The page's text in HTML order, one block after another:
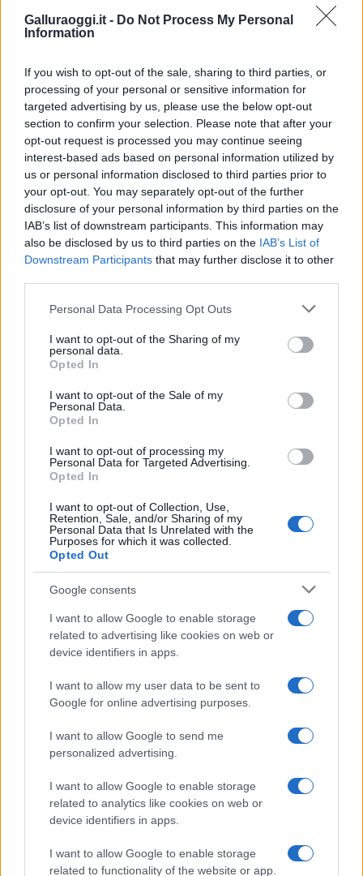
Galluraoggi.it - Do Not Process My Personal
Information
If you wish to opt-out of the sale, sharing to third parties, or
processing of your personal or sensitive information for
targeted advertising by us, please use the below opt-out
section to confirm your selection. Please note that after your
opt-out request is processed you may continue seeing
interest-based ads based on personal information utilized by
us or personal information disclosed to third parties prior to
your opt-out. You may separately opt-out of the further
disclosure of your personal information by third parties on the
IAB’s list of downstream participants. This information may
also be disclosed by us to third parties on the IAB’s List of
Downstream Participants that may further disclose it to other
Please note that this website/app uses one or more Google
not limited to your visit or usage behaviour. You may click to
grant or deny consent to Google and its third-party tags to
use your data for below specified purposes in below Google
consent section.
Personal Data Processing Opt Outs
I want to opt-out of the Sharing of my
personal data.
Opted In
I want to opt-out of the Sale of my
Personal Data.
Opted In
I want to opt-out of processing my
Personal Data for Targeted Advertising.
Opted In
I want to opt-out of Collection, Use,
Retention, Sale, and/or Sharing of my
Personal Data that Is Unrelated with the
Purposes for which it was collected.
Opted Out
Google consents
I want to allow Google to enable storage
related to advertising like cookies on web or
device identifiers in apps.
I want to allow my user data to be sent to
Google for online advertising purposes.
I want to allow Google to send me
personalized advertising.
I want to allow Google to enable storage
related to analytics like cookies on web or
device identifiers in apps.
I want to allow Google to enable storage
related to functionality of the website or app.
Sei già abbonato?
Puoi effettuare l'accesso andando nella
sezione Logindal menù del sito o
cliccandoqui
TEMI: Conad Olbia
Coronavirus Olbia
Ospedale Olbia
Notizie in tempo reale?
Entra nel canale telegram di
Inviaci le tue segnalazioni,
Su WhatsApp al numero +39
Ricevi le nostre ultime news
da
Condividi l'articolo
F
a
ce
b
o
o
k
T
w
it
te
r
Pi
n
te
re
st
W
h
at
s
A
p
p
h
a
re
Articolo precedente
Prossimo articolo
NOTIZIE RECENTI
Le previsioni meteo per il weekend a Olbia e in
Gallura